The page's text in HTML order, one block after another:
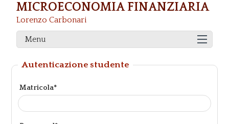
MICROECONOMIA FINANZIARIA
Lorenzo Carbonari
Menu
Autenticazione studente
Matricola*